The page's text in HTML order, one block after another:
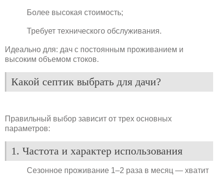
Более высокая стоимость;
Требует технического обслуживания.
Идеально для: дач с постоянным проживанием и
высоким объемом стоков.
Какой септик выбрать для дачи?
Правильный выбор зависит от трех основных
параметров:
1. Частота и характер использования
Сезонное проживание 1–2 раза в месяц — хватит